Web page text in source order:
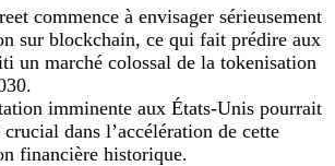
commence à envisager sérieusement
sur blockchain, ce qui fait prédire aux
un marché colossal de la tokenisation
imminente aux États-Unis pourrait
dans l’accélération de cette
financière historique.